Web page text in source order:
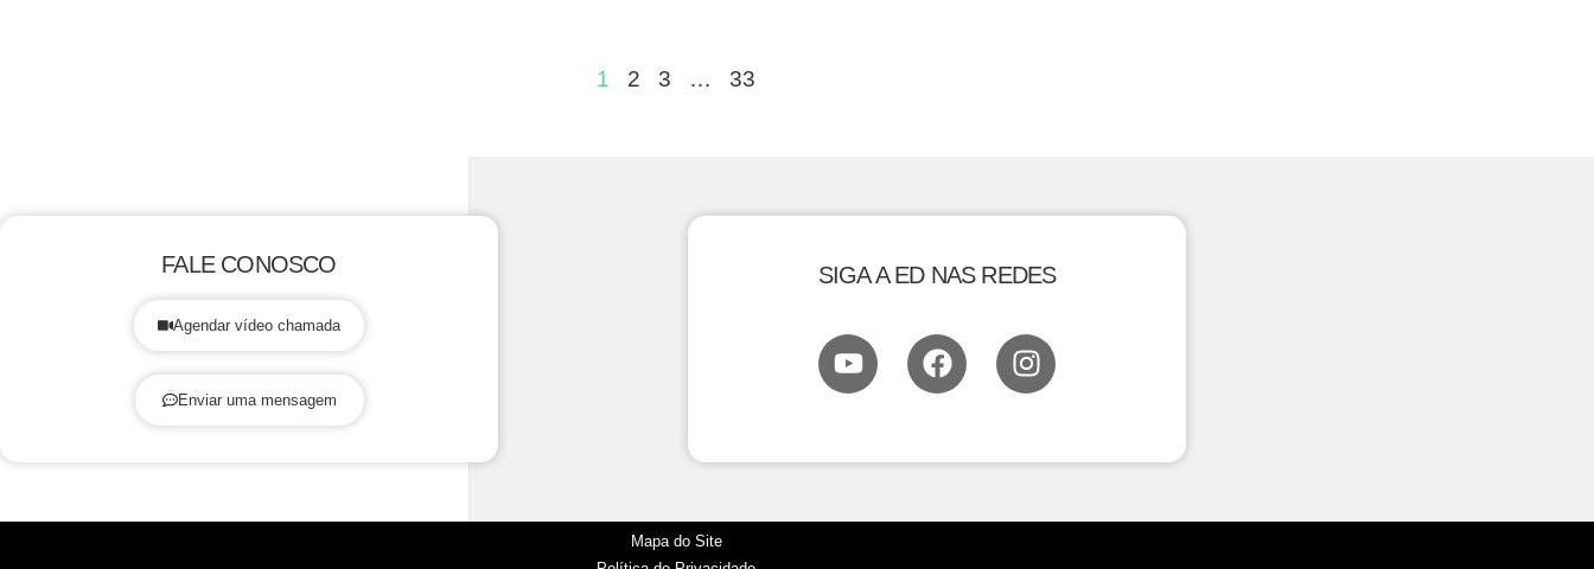
1 2 3 … 33
FALE CONOSCO
Agendar vídeo chamada
Enviar uma mensagem
SIGA A ED NAS REDES
Mapa do Site